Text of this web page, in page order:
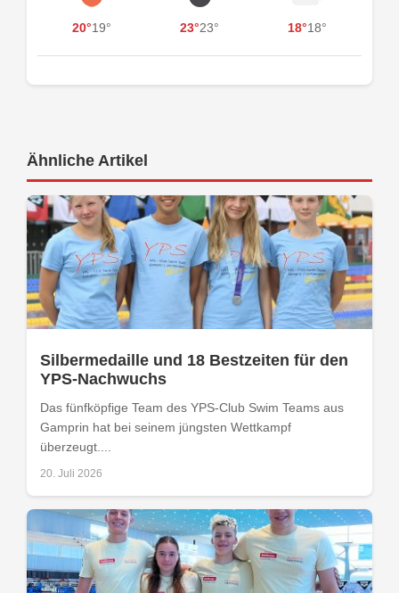
20°19° 23°23° 18°18°
Ähnliche Artikel
Silbermedaille und 18 Bestzeiten für den
YPS-Nachwuchs
Das fünfköpfige Team des YPS-Club Swim Teams aus
Gamprin hat bei seinem jüngsten Wettkampf
überzeugt....
20. Juli 2026